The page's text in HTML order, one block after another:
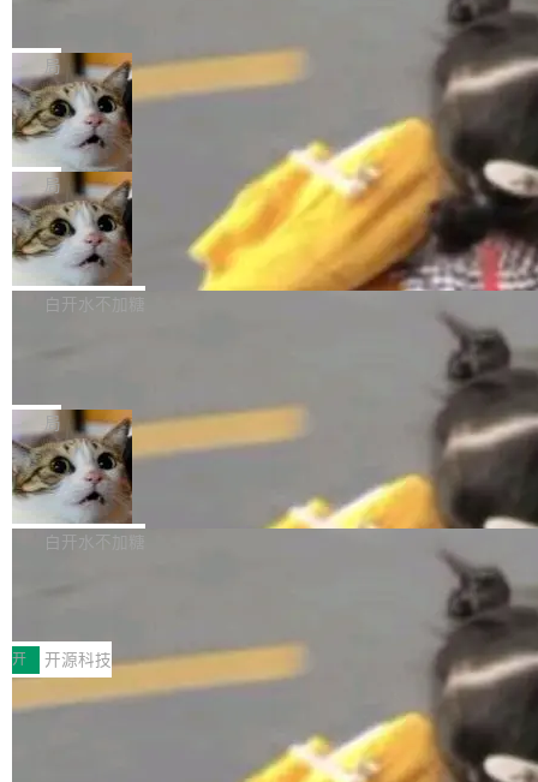
Harness 负责把能力落到真实环境中——调用工
具、读写文件、管理上下文、处理错误、完成闭
环。崔添翼招人的标...
理解、推理、生成与编辑，还仅以 8B-MoT 的轻
量大小，将能力推进到4K、更精细的真实质感、
更复杂的视觉控制和可持续迭代编辑。 相比 U
1，U1.5-Lite-Preview 在以下方向上带来了显著
提升： 原生支持4K图像生成； 更精细的局部纹
理、细节与真实世界质感； 更准确的中英文文字
生成与复杂版式组织； 更稳定的图...
nap。这次是 hwctl——一个用来检查 Ubuntu
硬件认证状态的命令行工具。 Canonical 工程师
Alan Griffiths 在邮件列表中说得很直白：「hwc
tl 是一个 Ubuntu 专有的包，它和它的依赖项都
是 Ubuntu 专有的，不会用在其他发行版上。」
所以 deb 版本的受众实际上为零。既然只有 Ub
untu 用户在用，那用 snap 打包就没什么可纠结
的。 从 deb 到 snap 的迁移路径 hwctl 是 rust-
hwlib 硬件 API 库的一部分，命令行工具负责查
局
Dario Amodei 担心新人来 Anthropic
只为金钱，不为使命
顶级 AI 研究员在两家公司之间来回跳，中间只
隔了几天。 Lilian Weng 上周刚宣布因健康原因
离开 Thinking Machines Lab，说自己作为联合
创始人的角色「太累了」。几天后，The Inform
ation 就曝出她将重回 OpenAI，负责递归自我
改进方向的研究。她是 Thinking Machines 过
一在人才争夺战中失血的公司。六月，Google
连失两员大将：Noam Shazeer 去了 Op...
局
FFmpeg 9.0 发布
FFmpeg 9.0 现已发布，包含多项改进。官方更
新日志列出的 9.0 版本主要更新内容如下： 扩
er HE-AAC 960 解码 (DAB+) transpose_cuda
filter 添加 AMF Frame Rate Converter (vf_frc
_amf) filter SMPTE 2094-50 元数据支持和直
通 ProRes RAW VideoToolbox 硬件加速器 AP
V ...
白开水不加糖
Code 在 X 上发帖：「DeepSeek Flash did 8T
tokens on August 1st. 5T of free usage + 3T
on OpenCode Go.」79.8 万次浏览，连带着 #
DeepSeek一天消耗了8万亿# 上了微博热搜——
注意这是 OpenCode 一家的消耗。 OpenCode
不完。」5T 来自免费额度，3T 来自 Go...
局
NetBSD 11.0 正式发布
NetBSD 11.0 现已正式发布，这是 NetBSD 操
作系统的第十八个主要版本。 自 NetBSD 10.1
ve JH71XX 的设备，例如 VisionFive 2、PINE
64 STAR64，以及 QEMU。 增强了对 POSIX.1
-2024 和 C23 编程接口标准的兼容性。 compat
_linux(8) 增强了对 Linux 系统调用的支持，包
括 epoll（围绕 kqueue 实现）、POSIX 消息队
白开水不加糖
案
享会在上海举办。鸿蒙生态的全场景智慧营销平
台鲸鸿动能协同华为游戏中心，面向游戏行业开
发者及生态伙伴，系统呈现了平台在游戏领域的
完整能力版图——从IAP高价值用户的全周期经
营、到IAA游戏的“买变一体”正循环、再到联运与
开 开源科技
加载更多